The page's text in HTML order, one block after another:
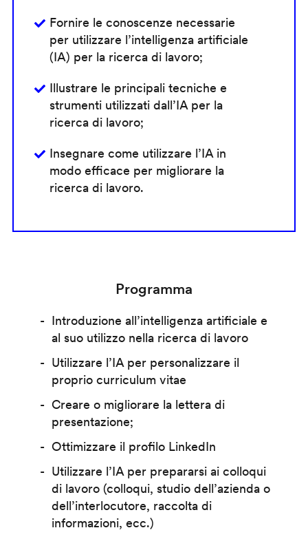
Fornire le conoscenze necessarie
per utilizzare l’intelligenza artificiale
(IA) per la ricerca di lavoro;
Illustrare le principali tecniche e
strumenti utilizzati dall’IA per la
ricerca di lavoro;
Insegnare come utilizzare l’IA in
modo efficace per migliorare la
ricerca di lavoro.
Programma
Introduzione all’intelligenza artificiale e
al suo utilizzo nella ricerca di lavoro
Utilizzare l’IA per personalizzare il
proprio curriculum vitae
Creare o migliorare la lettera di
presentazione;
Ottimizzare il profilo LinkedIn
Utilizzare l’IA per prepararsi ai colloqui
di lavoro (colloqui, studio dell’azienda o
dell’interlocutore, raccolta di
informazioni, ecc.)